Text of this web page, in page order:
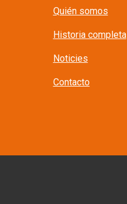
Quién somos
Historia completa
Noticies
Contacto